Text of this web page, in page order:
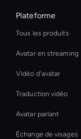
Plateforme
Tous les produits
Avatar en streaming
Vidéo d'avatar
Traduction vidéo
Avatar parlant
Échange de visages